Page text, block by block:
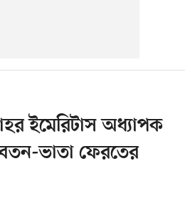
ইমেরিটাস অধ্যাপক
ভাতা ফেরতের